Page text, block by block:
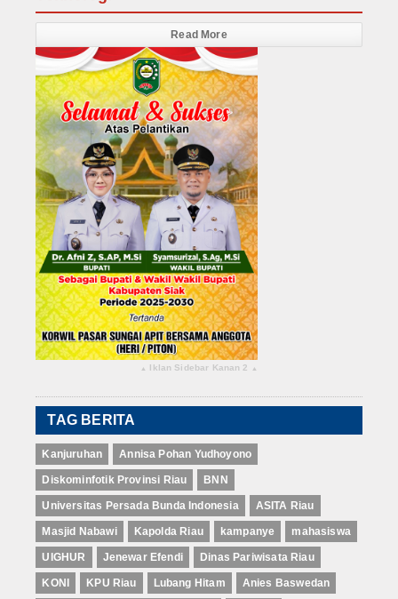
Read More
▴ Iklan Sidebar Kanan 2 ▴
TAG BERITA
Kanjuruhan Annisa Pohan Yudhoyono
Diskominfotik Provinsi Riau BNN
Universitas Persada Bunda Indonesia ASITA Riau
Masjid Nabawi Kapolda Riau kampanye mahasiswa
UIGHUR Jenewar Efendi Dinas Pariwisata Riau
KONI KPU Riau Lubang Hitam Anies Baswedan